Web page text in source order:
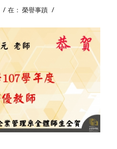
/ 在： 榮譽事蹟 /